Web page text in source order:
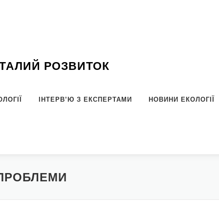
РОЗВИТОК
ІНТЕРВ’Ю З ЕКСПЕРТАМИ НОВИНИ ЕКОЛОГІЇ